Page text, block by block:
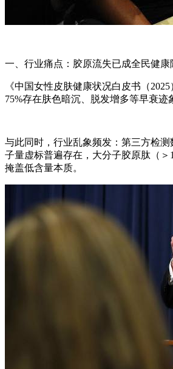
一、行业痛点：胶原流失已成全民健康
《中国女性皮肤健康状况白皮书（
75%存在肤色暗沉、脱发增多等早衰迹
与此同时，行业乱象频发：第三方检
子量虚标普遍存在，大分子胶原肽（＞
掩盖低含量本质。